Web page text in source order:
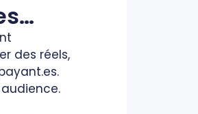
des réels,